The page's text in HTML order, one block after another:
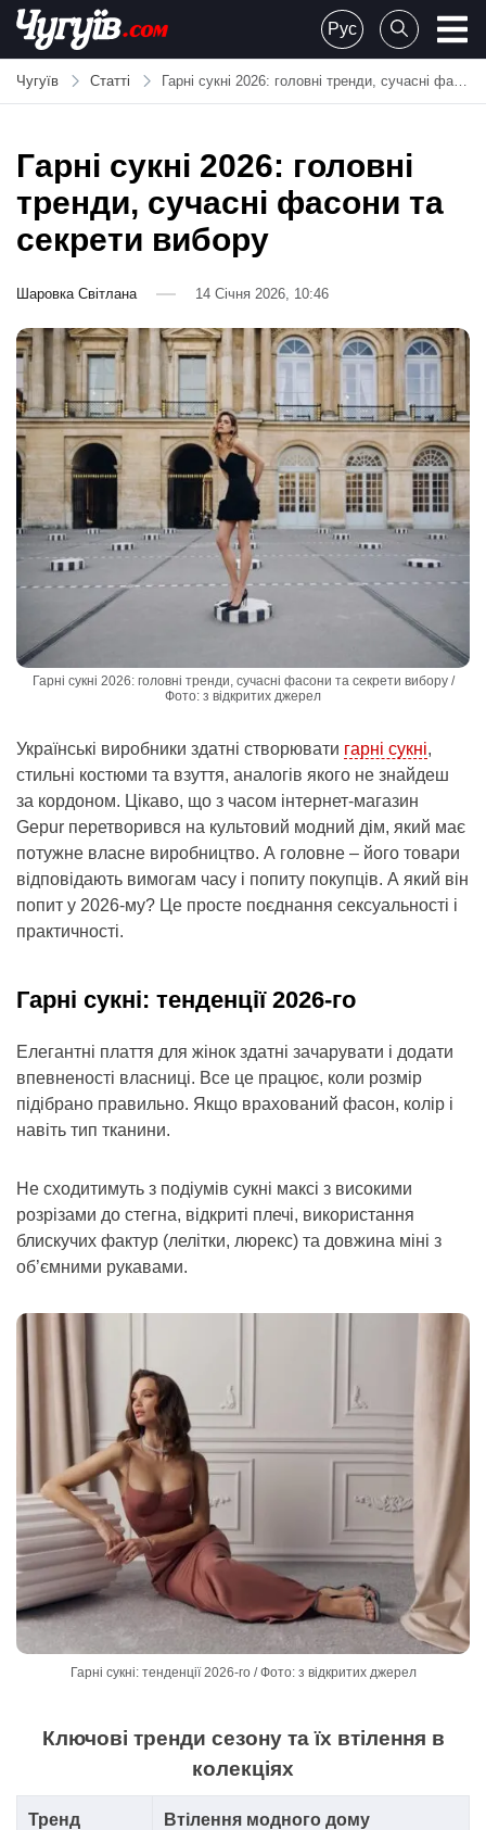
Skip
content
Chuguiv
Рус
Чугуїв Статті Гарні сукні 2026: головні тренди, сучасні фасони та секрети вибору
Гарні сукні 2026: головні
тренди, сучасні фасони та
секрети вибору
Шаровка Світлана 14 Січня 2026, 10:46
Гарні сукні 2026: головні тренди, сучасні фасони та секрети вибору /
Фото: з відкритих джерел
Українські виробники здатні створювати гарні сукні,
стильні костюми та взуття, аналогів якого не знайдеш
за кордоном. Цікаво, що з часом інтернет-магазин
Gepur перетворився на культовий модний дім, який має
потужне власне виробництво. А головне – його товари
відповідають вимогам часу і попиту покупців. А який він
попит у 2026-му? Це просте поєднання сексуальності і
практичності.
Гарні сукні: тенденції 2026-го
Елегантні плаття для жінок здатні зачарувати і додати
впевненості власниці. Все це працює, коли розмір
підібрано правильно. Якщо врахований фасон, колір і
навіть тип тканини.
Не сходитимуть з подіумів сукні максі з високими
розрізами до стегна, відкриті плечі, використання
блискучих фактур (лелітки, люрекс) та довжина міні з
об’ємними рукавами.
Гарні сукні: тенденції 2026-го / Фото: з відкритих джерел
Ключові тренди сезону та їх втілення в
колекціях
Тренд Втілення модного дому